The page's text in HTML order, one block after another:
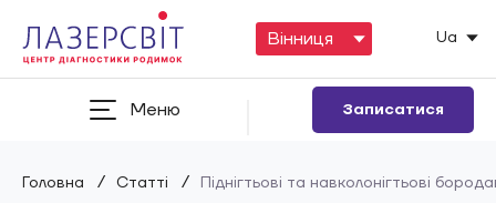
Ua
Меню Записатися
Головна / Статті / Піднігтьові та навколонігтьові